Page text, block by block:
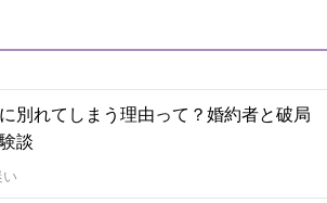
別れてしまう理由って？婚約者と破局
談